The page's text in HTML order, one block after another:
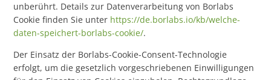
unberührt. Details zur Datenverarbeitung von Borlabs
Cookie finden Sie unter https://de.borlabs.io/kb/welche-
daten-speichert-borlabs-cookie/.
Der Einsatz der Borlabs-Cookie-Consent-Technologie
erfolgt, um die gesetzlich vorgeschriebenen Einwilligungen